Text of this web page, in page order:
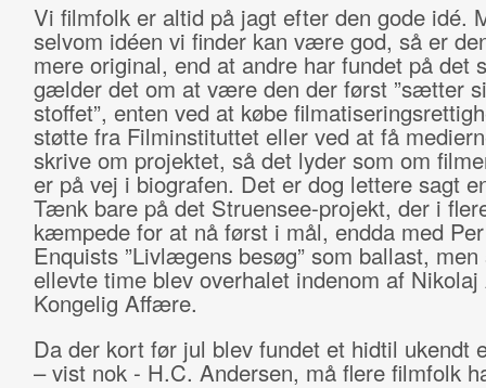
Vi filmfolk er altid på jagt efter den gode idé.
selvom idéen vi finder kan være god, så er
mere original, end at andre har fundet på det
gælder det om at være den der først ”sætter
stoffet”, enten ved at købe
støtte fra Filminstituttet eller ved at få
skrive om projektet, så det lyder som om
er på vej i biografen. Det er dog lettere sagt
Tænk bare på det Struensee-projekt, der i
kæmpede for at nå først i mål, endda med
Enquists ”Livlægens besøg” som ballast, men
ellevte time blev overhalet indenom af
Kongelig Affære.
Da der kort før jul blev fundet et hidtil ukendt
– vist nok - H.C. Andersen, må flere filmfolk